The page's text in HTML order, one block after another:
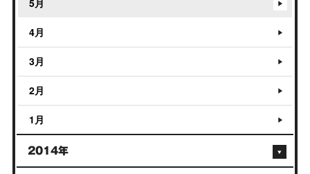
4月
3月
2月
1月
2014年